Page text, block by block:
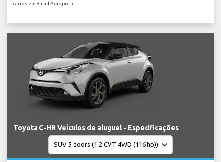
carros em Basel Aeroporto.
Toyota C-HR Veículos de aluguel - Especificações